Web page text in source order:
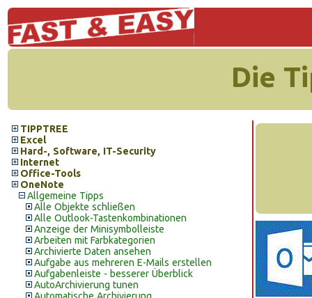
Die
TIPPTREE
Excel
Hard-, Software, IT-Security
Internet
Office-Tools
OneNote
Allgemeine Tipps
Alle Objekte schließen
Alle Outlook-Tastenkombinationen
Anzeige der Minisymbolleiste
Arbeiten mit Farbkategorien
Archivierte Daten ansehen
Aufgabe aus mehreren E-Mails erstellen
Aufgabenleiste - besserer Überblick
AutoArchivierung tunen